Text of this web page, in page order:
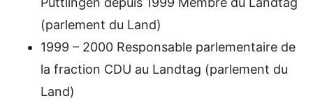
(parlement du Land)
1999 – 2000 Responsable parlementaire de
la fraction CDU au Landtag (parlement du
Land)